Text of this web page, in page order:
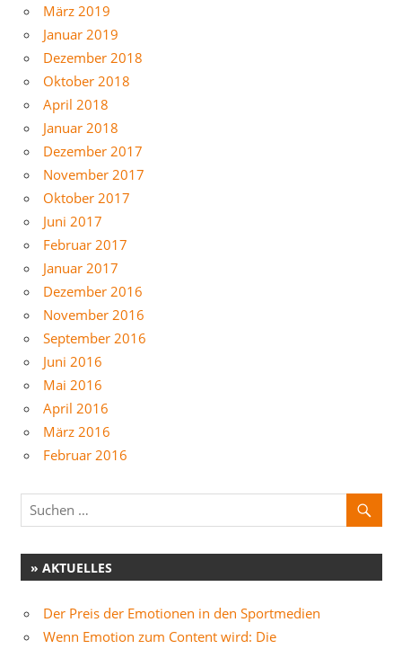
März 2019
Januar 2019
Dezember 2018
Oktober 2018
April 2018
Januar 2018
Dezember 2017
November 2017
Oktober 2017
Juni 2017
Februar 2017
Januar 2017
Dezember 2016
November 2016
September 2016
Juni 2016
Mai 2016
April 2016
März 2016
Februar 2016
» AKTUELLES
Der Preis der Emotionen in den Sportmedien
Wenn Emotion zum Content wird: Die